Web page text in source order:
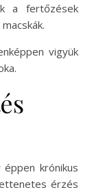
a fertőzések
vigyük
éppen krónikus
érzés